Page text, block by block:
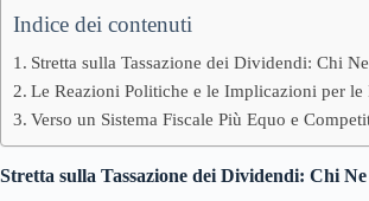
Indice dei contenuti
Stretta sulla Tassazione dei Dividendi: Chi
Le Reazioni Politiche e le Implicazioni per le
Verso un Sistema Fiscale Più Equo e
Stretta sulla Tassazione dei Dividendi: Chi